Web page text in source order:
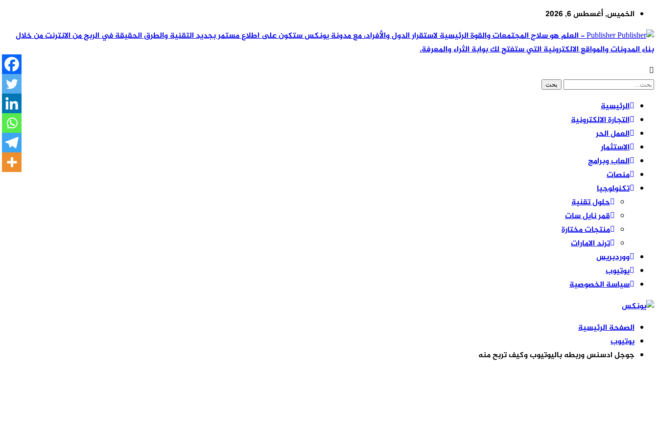
الخميس, أغسطس 6, 2026
Publisher - العلم هو سلاح المجتمعات والقوة الرئيسية لاستقرار الدول والأفراد، مع مدونة يونكس ستكون على اطلاع مستمر بجديد التقنية والطرق الحقيقة في الربح من الانترنت من خلال
بناء المدونات والمواقع الالكترونية التي ستفتح لك بوابة الثراء والمعرفة.
الرئيسية
التجارة الالكترونية
العمل الحر
الاستثمار
العاب وبرامج
منصات
تكنولوجيا
حلول تقنية
قمر نايل سات
منتجات مختارة
ترند الامارات
ووردبريس
يوتيوب
سياسة الخصوصية
الصفحة الرئيسية
يوتيوب
جوجل ادسنس وربطه باليوتيوب وكيف تربح منه